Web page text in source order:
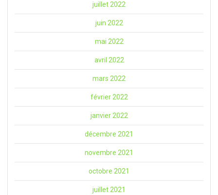
juillet 2022
juin 2022
mai 2022
avril 2022
mars 2022
février 2022
janvier 2022
décembre 2021
novembre 2021
octobre 2021
juillet 2021